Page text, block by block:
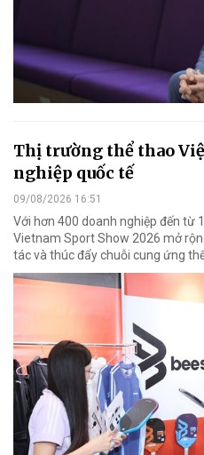
Thị trường thể thao
nghiệp quốc tế
09/08/2026 16:51
Với hơn 400 doanh nghiệp đến từ
Vietnam Sport Show 2026 mở
tác và thúc đẩy chuỗi cung ứng